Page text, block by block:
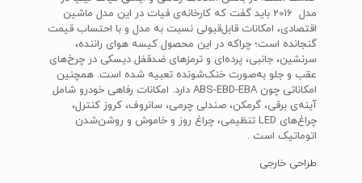
مدل 2016 باید گفت که کارخانه‌ی فیات در این مدل ماشین
اقتصادی، امکانات قابل‌قبولی نسبت به مدل و با احتساب قیمت
گنجانده است؛ چراکه در این محصول کیسه هوای راننده،
سرنشین، جانبی، پرده‌ای و ترمزهای ضدقفل دیسکی در چرخ‌های
عقب و جلو به‌صورت خنک‌شونده تعبیه شده است. همچنین
امکاناتی چون ABS-EBD-EBA دارد. امکانات رفاهی خودرو شامل
آینه‌ی برقی، گرمکن، صندلی چرمی، سانروف، کروز کنترل،
چراغ‌های LED تنظیمی، چراغ روز و خاموش و روشن‌شدن
اتوماتیک است .
طراحی خارجی